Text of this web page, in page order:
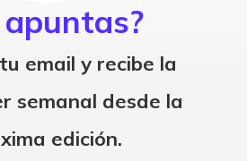
apuntas?
email y recibe la
semanal desde la
edición.